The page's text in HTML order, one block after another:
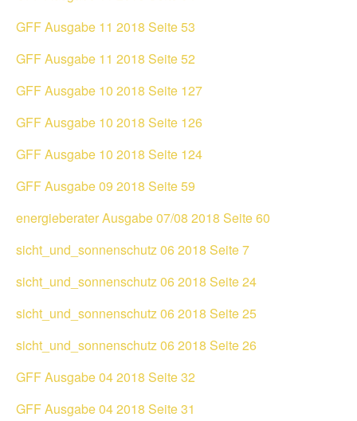
GFF Ausgabe 11 2018 Seite 53
GFF Ausgabe 11 2018 Seite 52
GFF Ausgabe 10 2018 Seite 127
GFF Ausgabe 10 2018 Seite 126
GFF Ausgabe 10 2018 Seite 124
GFF Ausgabe 09 2018 Seite 59
energieberater Ausgabe 07/08 2018 Seite 60
sicht_und_sonnenschutz 06 2018 Seite 7
sicht_und_sonnenschutz 06 2018 Seite 24
sicht_und_sonnenschutz 06 2018 Seite 25
sicht_und_sonnenschutz 06 2018 Seite 26
GFF Ausgabe 04 2018 Seite 32
GFF Ausgabe 04 2018 Seite 31